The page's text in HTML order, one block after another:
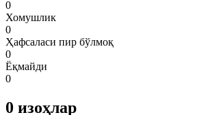
0
Хомушлик
0
Ҳафсаласи пир бўлмоқ
0
Ёқмайди
0
0 изоҳлар